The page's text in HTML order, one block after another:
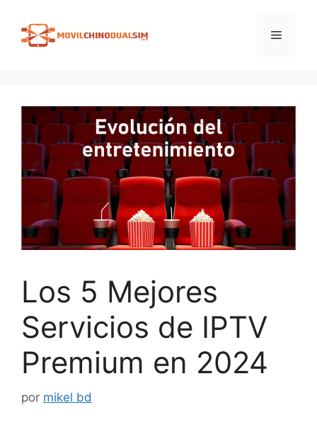
contenido
Menú
Los 5 Mejores
Servicios de IPTV
Premium en 2024
por mikel bd